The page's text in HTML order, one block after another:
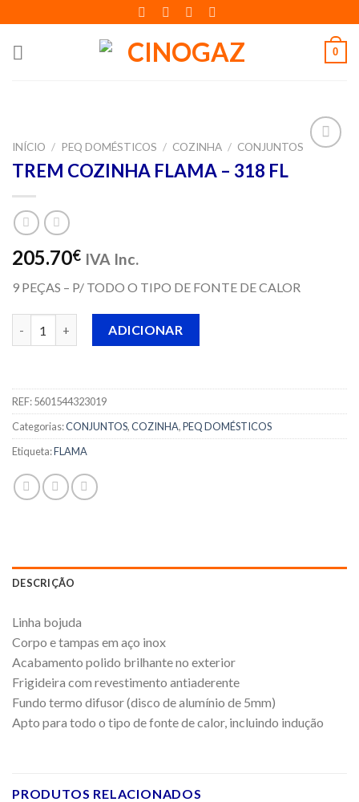
to
content
0
INÍCIO / PEQ DOMÉSTICOS / COZINHA / CONJUNTOS
TREM COZINHA FLAMA – 318 FL
205.70€ IVA Inc.
9 PEÇAS – P/ TODO O TIPO DE FONTE DE CALOR
ADICIONAR
REF:5601544323019
Categorias:CONJUNTOS,COZINHA,PEQ DOMÉSTICOS
Etiqueta:FLAMA
DESCRIÇÃO
Linha bojuda
Corpo e tampas em aço inox
Acabamento polido brilhante no exterior
Frigideira com revestimento antiaderente
Fundo termo difusor (disco de alumínio de 5mm)
Apto para todo o tipo de fonte de calor, incluindo indução
PRODUTOS RELACIONADOS